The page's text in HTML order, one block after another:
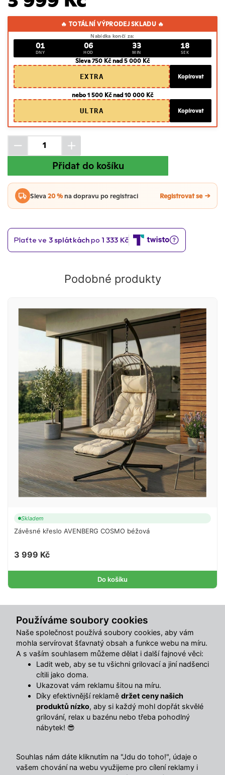
Používáme soubory cookies
Naše společnost používá soubory cookies, aby vám
mohla servírovat šťavnatý obsah a funkce webu na míru.
A s vaším souhlasem můžeme dělat i další fajnové věci:
Ladit web, aby se tu všichni grilovací a jiní nadšenci
cítili jako doma.
Ukazovat vám reklamu šitou na míru.
Díky efektivnější reklamě držet ceny našich
produktů nízko, aby si každý mohl dopřát skvělé
grilování, relax u bazénu nebo třeba pohodlný
nábytek! 😎
Souhlas nám dáte kliknutím na "Jdu do toho!", údaje o
vašem chování na webu využijeme pro cílení reklamy i
🔥 TOTÁLNÍ VÝPRODEJ SKLADU 🔥
Nabídka končí za:
01
DNY
06
HOD
33
MIN
17
SEK
Sleva 750 Kč nad 5 000 Kč
EXTRA
Kopírovat
nebo 1 500 Kč nad 10 000 Kč
ULTRA
Kopírovat
Přidat do košíku
Sleva20 %na dopravu po registraci Registrovat se
Podobné produkty
Skladem
Závěsné křeslo AVENBERG COSMO béžová
3 999 Kč
Do košíku
Popis
Závěsné křeslo AVENBERG COSMO – moderní relaxace s
maximálním pohodlím.
Stylové závěsné křeslo AVENBERG COSMO v elegantním
celošedém provedení nabízí dokonalé místo pro
odpočinek na zahradě, terase, balkoně i v interiéru.
Moderní design v kombinaci s promyšlenou ergonomií
komfort při každodenním používání.